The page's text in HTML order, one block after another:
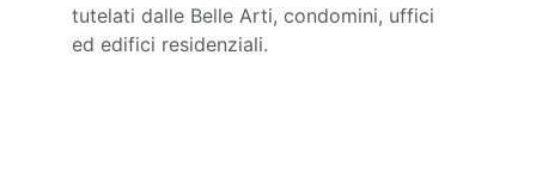
tutelati dalle Belle Arti, condomini, uffici
ed edifici residenziali.